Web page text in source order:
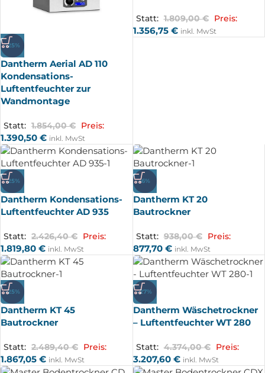
-25%
Dantherm Aerial AD 110
Kondensations-
Luftentfeuchter zur
Wandmontage
Statt: 1.854,00€ Preis:
1.390,50 € inkl. MwSt
Statt: 1.809,00€ Preis:
1.356,75 € inkl. MwSt
-25%
Dantherm Kondensations-
Luftentfeuchter AD 935
Statt: 2.426,40€ Preis:
1.819,80 € inkl. MwSt
-6%
Dantherm KT 20
Bautrockner
Statt: 938,00€ Preis:
877,70 € inkl. MwSt
-25%
Dantherm KT 45
Bautrockner
Statt: 2.489,40€ Preis:
1.867,05 € inkl. MwSt
-27%
Dantherm Wäschetrockner
– Luftentfeuchter WT 280
Statt: 4.374,00€ Preis:
3.207,60 € inkl. MwSt